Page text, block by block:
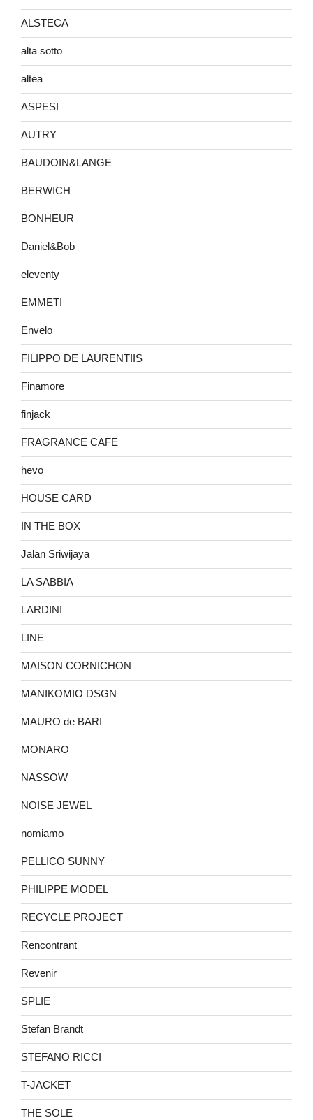
ALSTECA
alta sotto
altea
ASPESI
AUTRY
BAUDOIN&LANGE
BERWICH
BONHEUR
Daniel&Bob
eleventy
EMMETI
Envelo
FILIPPO DE LAURENTIIS
Finamore
finjack
FRAGRANCE CAFE
hevo
HOUSE CARD
IN THE BOX
Jalan Sriwijaya
LA SABBIA
LARDINI
LINE
MAISON CORNICHON
MANIKOMIO DSGN
MAURO de BARI
MONARO
NASSOW
NOISE JEWEL
nomiamo
PELLICO SUNNY
PHILIPPE MODEL
RECYCLE PROJECT
Rencontrant
Revenir
SPLIE
Stefan Brandt
STEFANO RICCI
T-JACKET
THE SOLE